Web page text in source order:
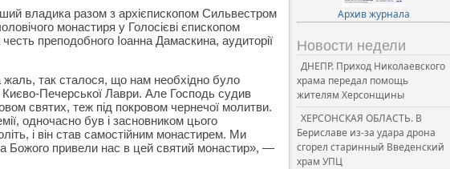
владика разом з архієпископом Сильвестром
монастиря у Голосієві єпископом
преподобного Іоанна Дамаскина, аудиторії
жаль, так сталося, що нам необхідно було
Києво-Печерської Лаври. Але Господь судив
святих, теж під покровом чернечої молитви.
одночасно був і засновником цього
і він став самостійним монастирем. Ми
Божого привели нас в цей святий монастир», —
Архив журнала
Новости недели
ДНЕПР. Приход Николаевского
храма передал помощь
жителям Херсонщины
ХЕРСОНСКАЯ ОБЛАСТЬ. В
Бериславе из-за удара дрона
сгорел старинный Введенский
храм УПЦ